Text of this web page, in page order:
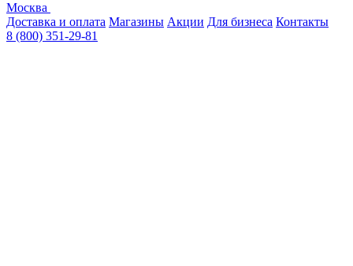
Москва
Доставка и оплата Магазины Акции Для бизнеса Контакты
8 (800) 351-29-81